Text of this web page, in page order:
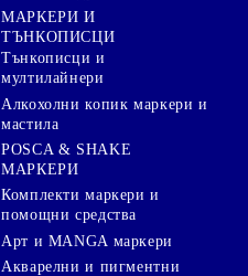
МАРКЕРИ И
ТЪНКОПИСЦИ
Тънкописци и
мултилайнери
Алкохолни копик маркери и
мастила
POSCA & SHAKE
МАРКЕРИ
Комплекти маркери и
помощни средства
Арт и MANGA маркери
Акварелни и пигментни